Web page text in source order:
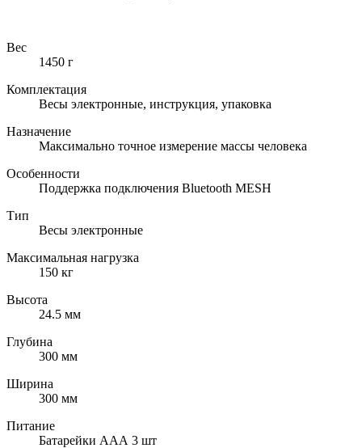
Вес
1450 г
Комплектация
Весы электронные, инструкция, упаковка
Назначение
Максимально точное измерение массы человека
Особенности
Поддержка подключения Bluetooth MESH
Тип
Весы электронные
Максимальная нагрузка
150 кг
Высота
24.5 мм
Глубина
300 мм
Ширина
300 мм
Питание
Батарейки ААА 3 шт